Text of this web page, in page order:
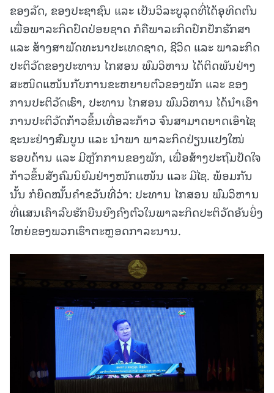
ຂອງລັດ, ຂອງປະຊາຊົນ ແລະ ເປັນວິລະບູລຸດທີ່ໄດ້ອຸທິດຕົນ
ເພື່ອພາລະກິດປົດປ່ອຍຊາດ ກໍຄືພາລະກິດປົກປັກຮັກສາ
ແລະ ສ້າງສາພັດທະນາປະເທດຊາດ, ຊີວິດ ແລະ ພາລະກິດ
ປະຕິວັດຂອງປະທານ ໄກສອນ ພົມວິຫານ ໄດ້ຕິດພັນຢ່າງ
ສະໜິດແໜ້ນກັບການຂະຫຍາຍຕົວຂອງພັກ ແລະ ຂອງ
ການປະຕິວັດເຮົາ, ປະທານ ໄກສອນ ພົມວິຫານ ໄດ້ນຳເອົາ
ການປະຕິວັດກ້າວຂຶ້ນເທື່ອລະກ້າວ ຈົນສາມາດຍາດເອົາໄຊ
ຊະນະຢ່າງສົມບູນ ແລະ ນໍາພາ ພາລະກິດປ່ຽນແປງໃໝ່
ຮອບດ້ານ ແລະ ມີຫຼັກການຂອງພັກ, ເພື່ອສ້າງປະຖົມປັດໃຈ
ກ້າວຂຶ້ນສັງຄົມນິຍົມຢ່າງໜັກແໜ້ນ ແລະ ມີໄຊ. ພ້ອມກັນ
ນັ້ນ ກໍຍຶດໝັ້ນຄໍາຂວັນທີ່ວ່າ: ປະທານ ໄກສອນ ພົມວິຫານ
ທີ່ແສນເຄົາລົບຮັກຍືນຍົງຄົງຕົວໃນພາລະກິດປະຕິວັດອັນຍິ່ງ
ໃຫຍ່ຂອງພວກເຮົາຕະຫຼອດກາລະນານ.